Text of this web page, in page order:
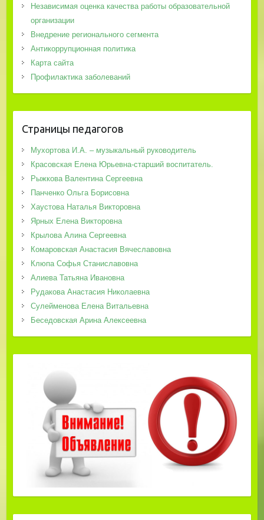
Независимая оценка качества работы образовательной
организации
Внедрение регионального сегмента
Антикоррупционная политика
Карта сайта
Профилактика заболеваний
Страницы педагогов
Мухортова И.А. – музыкальный руководитель
Красовская Елена Юрьевна-старший воспитатель.
Рыжкова Валентина Сергеевна
Панченко Ольга Борисовна
Хаустова Наталья Викторовна
Ярных Елена Викторовна
Крылова Алина Сергеевна
Комаровская Анастасия Вячеславовна
Клюпа Софья Станиславовна
Алиева Татьяна Ивановна
Рудакова Анастасия Николаевна
Сулейменова Елена Витальевна
Беседовская Арина Алексеевна